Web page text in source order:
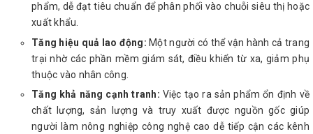
phẩm, dễ đạt tiêu chuẩn để phân phối vào chuỗi siêu thị hoặc
xuất khẩu.
Tăng hiệu quả lao động: Một người có thể vận hành cả trang
trại nhờ các phần mềm giám sát, điều khiển từ xa, giảm phụ
thuộc vào nhân công.
Tăng khả năng cạnh tranh: Việc tạo ra sản phẩm ổn định về
chất lượng, sản lượng và truy xuất được nguồn gốc giúp
người làm nông nghiệp công nghệ cao dễ tiếp cận các kênh